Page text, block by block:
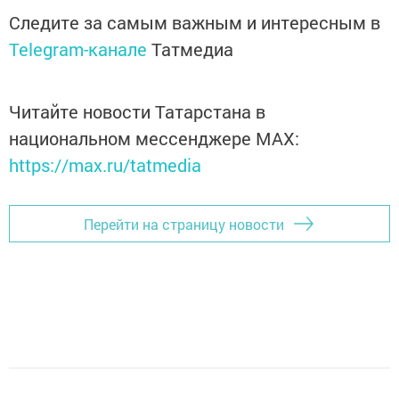
Следите за самым важным и интересным в
Telegram-канале Татмедиа
Читайте новости Татарстана в
национальном мессенджере MАХ:
https://max.ru/tatmedia
Перейти на страницу новости